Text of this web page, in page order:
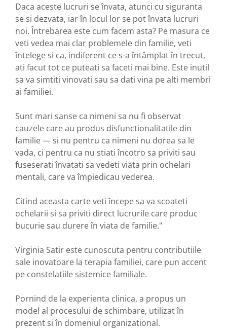
Daca aceste lucruri se învata, atunci cu siguranta
se si dezvata, iar în locul lor se pot învata lucruri
noi. Întrebarea este cum facem asta? Pe masura ce
veti vedea mai clar problemele din familie, veti
întelege si ca, indiferent ce s-a întâmplat în trecut,
ati facut tot ce puteati sa faceti mai bine. Este inutil
sa va simtiti vinovati sau sa dati vina pe alti membri
ai familiei.
Sunt mari sanse ca nimeni sa nu fi observat
cauzele care au produs disfunctionalitatile din
familie — si nu pentru ca nimeni nu dorea sa le
vada, ci pentru ca nu stiati încotro sa priviti sau
fuseserati învatati sa vedeti viata prin ochelari
mentali, care va împiedicau vederea.
Citind aceasta carte veti începe sa va scoateti
ochelarii si sa priviti direct lucrurile care produc
bucurie sau durere în viata de familie."
Virginia Satir este cunoscuta pentru contributiile
sale inovatoare la terapia familiei, care pun accent
pe constelatiile sistemice familiale.
Pornind de la experienta clinica, a propus un
model al procesului de schimbare, utilizat în
prezent si în domeniul organizational.